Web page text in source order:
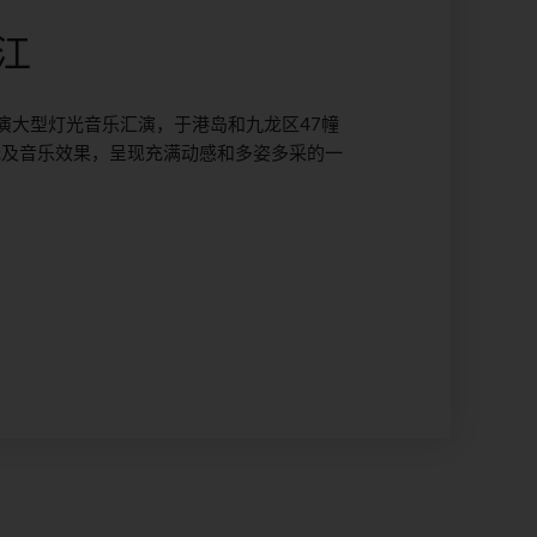
大型灯光音乐汇演，于港岛和九龙区47幢
及音乐效果，呈现充满动感和多姿多采的一